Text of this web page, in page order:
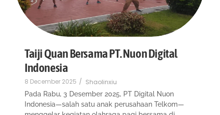
Taiji Quan Bersama PT. Nuon Digital
Indonesia
8 December 2025 / Shaolinxiu
Pada Rabu, 3 Desember 2025, PT Digital Nuon
Indonesia—salah satu anak perusahaan Telkom—